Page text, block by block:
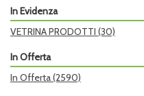
In Evidenza
VETRINA PRODOTTI (30)
In Offerta
In Offerta(2590)